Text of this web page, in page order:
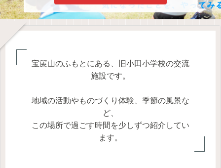
宝篋山のふもとにある、旧小田小学校の交流
施設です。
地域の活動やものづくり体験、季節の風景な
ど、
この場所で過ごす時間を少しずつ紹介してい
ます。